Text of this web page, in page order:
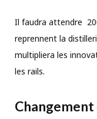
Il faudra attendre
reprennent la
multipliera les
les rails.